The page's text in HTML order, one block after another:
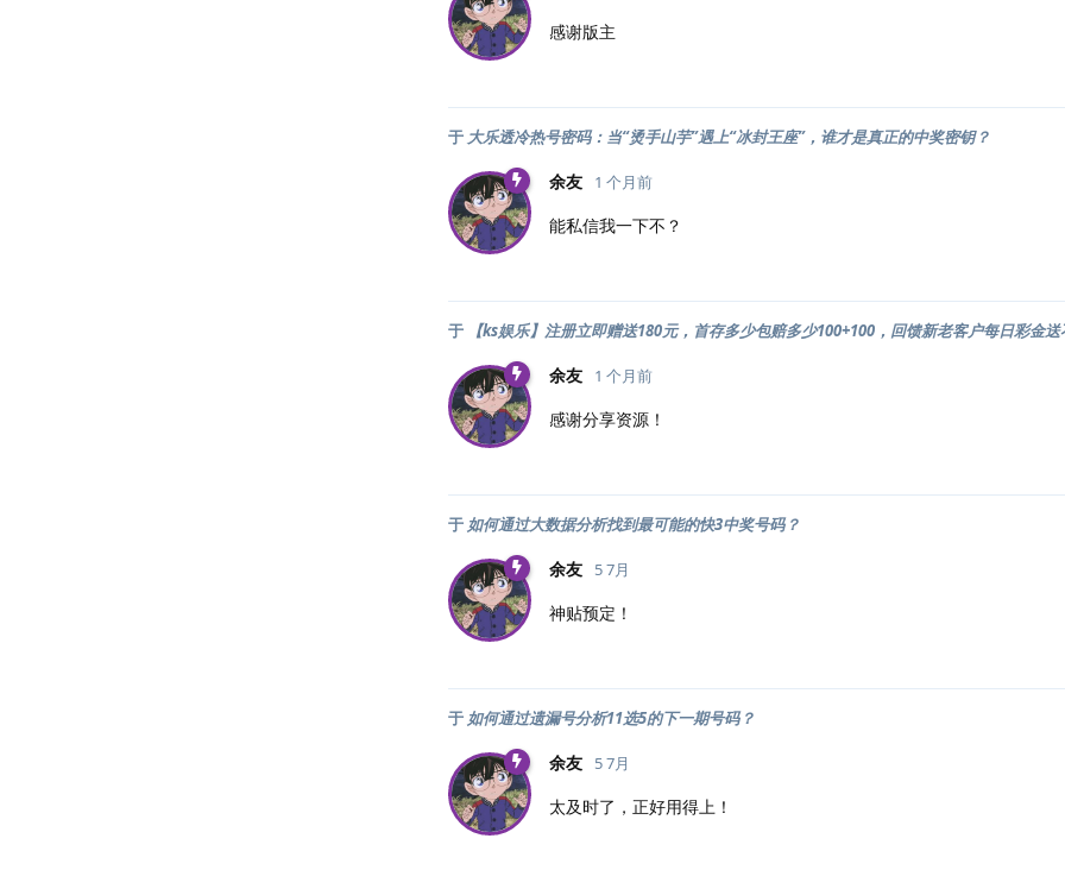
感谢版主
于 大乐透冷热号密码：当“烫手山芋”遇上“冰封王座”，谁才是真正的中奖密钥？
余友 1 个月前
能私信我一下不？
于 【ks娱乐】注册立即赠送180元，首存多少包赔多少100+100，回馈新老客户每日彩金送
余友 1 个月前
感谢分享资源！
于 如何通过大数据分析找到最可能的快3中奖号码？
余友 5 7月
神贴预定！
于 如何通过遗漏号分析11选5的下一期号码？
余友 5 7月
太及时了，正好用得上！